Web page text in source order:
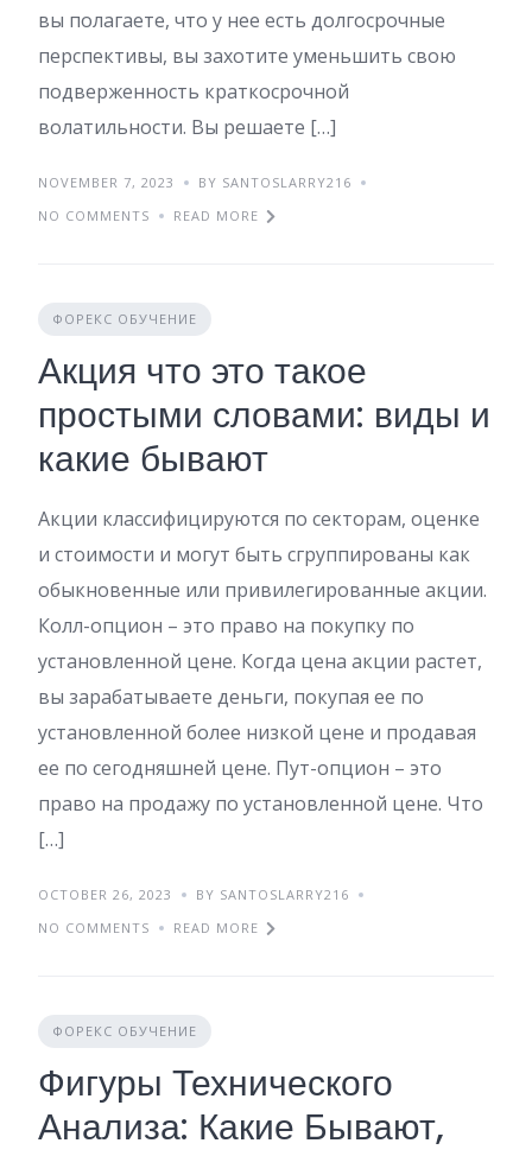
вы полагаете, что у нее есть долгосрочные
перспективы, вы захотите уменьшить свою
подверженность краткосрочной
волатильности. Вы решаете […]
NOVEMBER 7, 2023
BY SANTOSLARRY216
NO COMMENTS
READ MORE
ФОРЕКС ОБУЧЕНИЕ
Акция что это такое
простыми словами: виды и
какие бывают
Акции классифицируются по секторам, оценке
и стоимости и могут быть сгруппированы как
обыкновенные или привилегированные акции.
Колл-опцион – это право на покупку по
установленной цене. Когда цена акции растет,
вы зарабатываете деньги, покупая ее по
установленной более низкой цене и продавая
ее по сегодняшней цене. Пут-опцион – это
право на продажу по установленной цене. Что
[…]
OCTOBER 26, 2023
BY SANTOSLARRY216
NO COMMENTS
READ MORE
ФОРЕКС ОБУЧЕНИЕ
Фигуры Технического
Анализа: Какие Бывают,